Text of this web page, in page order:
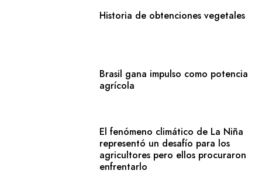
Historia de obtenciones vegetales
Brasil gana impulso como potencia
agrícola
El fenómeno climático de La Niña
representó un desafío para los
agricultores pero ellos procuraron
enfrentarlo